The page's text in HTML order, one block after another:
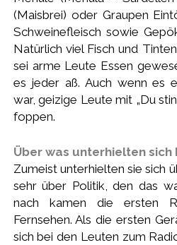
(Maisbrei) oder Graupen
Schweinefleisch sowie
Natürlich viel Fisch und
sei arme Leute Essen
es jeder aß. Auch wenn es
war, geizige Leute mit „Du
foppen.
Über was unterhielten sich
Zumeist unterhielten sie sich
sehr über Politik, den das
nach kamen die ersten
Fernsehen. Als die ersten
sich bei den Leuten zum